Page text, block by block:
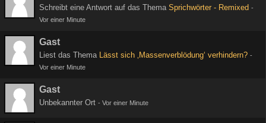
Schreibt eine Antwort auf das Thema Sprichwörter - Remixed -
Vor einer Minute
Gast
Liest das Thema Lässt sich ‚Massenverblödung‘ verhindern? -
Vor einer Minute
Gast
Unbekannter Ort - Vor einer Minute